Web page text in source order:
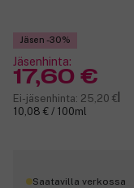
Jäsen -30%
Jäsenhinta:
17,60 €
Ei-jäsenhinta: 25,20 €
10,08 € / 100ml
Saatavilla verkossa